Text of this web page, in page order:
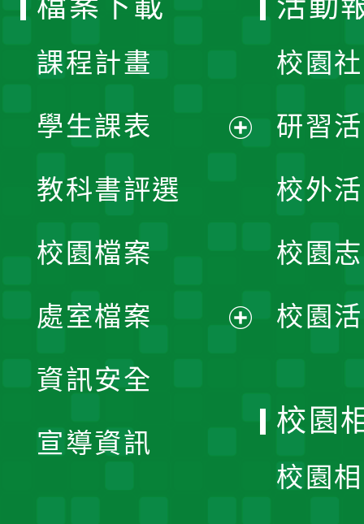
課程計畫
學生課表
單
教科書評選
校園檔案
處室檔案
資訊安全
宣導資訊
校園
研習
校外
校園
校園
校園
校園